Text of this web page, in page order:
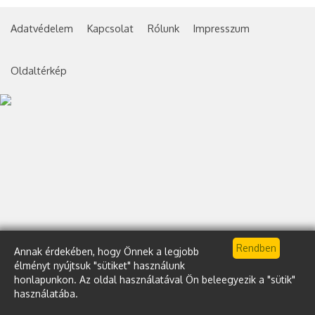
Annak érdekében, hogy Önnek a legjobb
élményt nyújtsuk "sütiket" használunk
honlapunkon. Az oldal használatával Ön beleegyezik a "sütik"
használatába.
Adatvédelem Kapcsolat Rólunk Impresszum
Oldaltérkép